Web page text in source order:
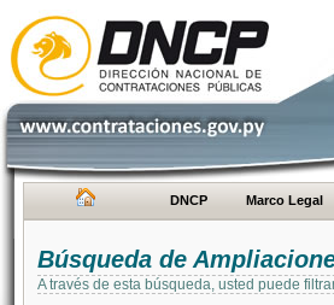
DNCP Marco Legal
Búsqueda de
A través de esta búsqueda, usted puede